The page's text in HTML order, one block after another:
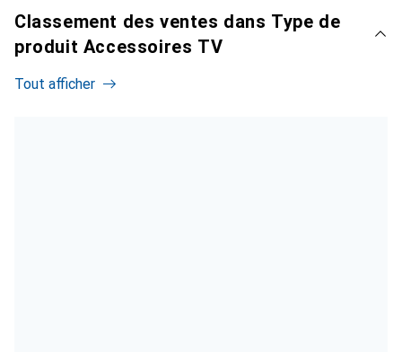
Classement des ventes dans Type de
produit Accessoires TV
Tout afficher